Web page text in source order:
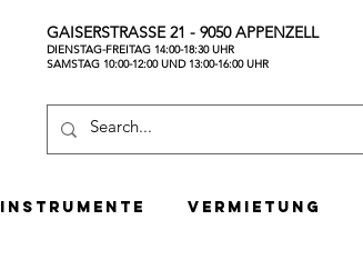
GAISERSTRASSE 21 - 9050 APPENZELL
DIENSTAG-FREITAG 14:00-18:30 UHR
SAMSTAG 10:00-12:00 UND 13:00-16:00 UHR
Instrumente Vermietung